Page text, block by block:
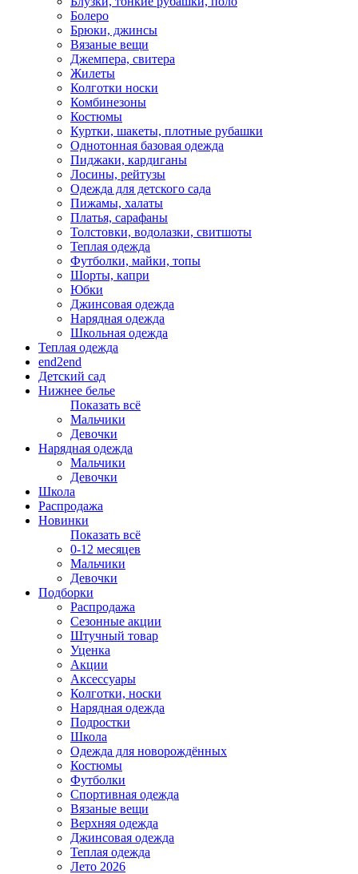
Болеро
Брюки, джинсы
Вязаные вещи
Джемпера, свитера
Жилеты
Колготки носки
Комбинезоны
Костюмы
Куртки, шакеты, плотные рубашки
Однотонная базовая одежда
Пиджаки, кардиганы
Лосины, рейтузы
Одежда для детского сада
Пижамы, халаты
Платья, сарафаны
Толстовки, водолазки, свитшоты
Теплая одежда
Футболки, майки, топы
Шорты, капри
Юбки
Джинсовая одежда
Нарядная одежда
Школьная одежда
Теплая одежда
end2end
Детский сад
Нижнее белье
Показать всё
Мальчики
Девочки
Нарядная одежда
Мальчики
Девочки
Школа
Распродажа
Новинки
Показать всё
0-12 месяцев
Мальчики
Девочки
Подборки
Распродажа
Сезонные акции
Штучный товар
Уценка
Акции
Аксессуары
Колготки, носки
Нарядная одежда
Подростки
Школа
Одежда для новорождённых
Костюмы
Футболки
Спортивная одежда
Вязаные вещи
Верхняя одежда
Джинсовая одежда
Теплая одежда
Лето 2026